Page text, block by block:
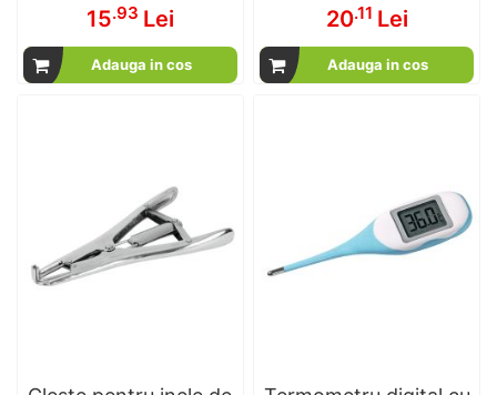
15.93 Lei
Adauga in cos
20.11 Lei
Adauga in cos